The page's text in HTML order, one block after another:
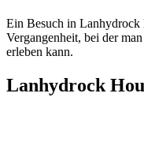
Ein Besuch in Lanhydrock
Vergangenheit, bei der
erleben kann.
Lanhydrock